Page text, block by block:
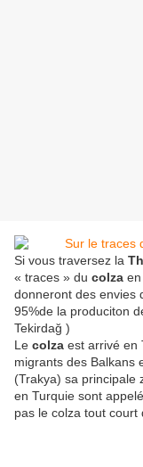
Si vous traversez la
« traces » du colza
donneront des envies
95%de la produciton
Tekirdağ )
Le colza est arrivé en
migrants des Balkans
(Trakya) sa principale
en Turquie sont
pas le colza tout court